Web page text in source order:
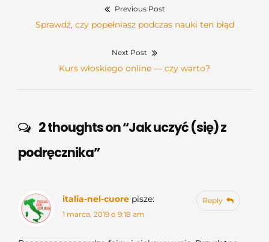
Previous Post
Previous
Sprawdź, czy popełniasz podczas nauki ten błąd
Next Post
Next
Kurs włoskiego online — czy warto?
2 thoughts on “Jak uczyć (się) z
podręcznika”
italia-nel-cuore pisze:
1 marca, 2019 o 9:18 am
Reply